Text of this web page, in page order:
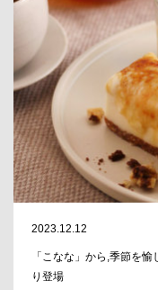
2023.12.12
「こなな」から,季節を
り登場